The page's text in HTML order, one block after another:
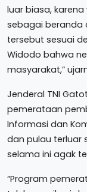
luar biasa,
sebagai beranda
tersebut sesuai
Widodo bahwa
masyarakat,”
Jenderal TNI
pemerataan
Informasi dan
dan pulau terluar
selama ini agak
“Program